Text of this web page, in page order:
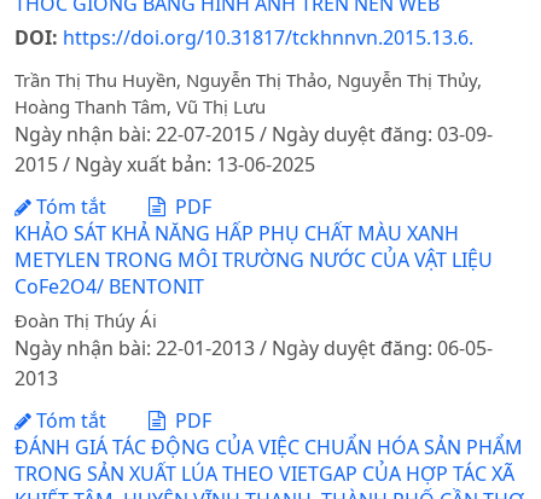
DOI: https://doi.org/10.31817/tckhnnvn.2015.13.6.
Trần Thị Thu Huyền, Nguyễn Thị Thảo, Nguyễn Thị Thủy,
Hoàng Thanh Tâm, Vũ Thị Lưu
Ngày nhận bài: 22-07-2015 / Ngày duyệt đăng: 03-09-
2015 / Ngày xuất bản: 13-06-2025
Tóm tắt
PDF
KHẢO SÁT KHẢ NĂNG HẤP PHỤ CHẤT MÀU XANH
METYLEN TRONG MÔI TRƯỜNG NƯỚC CỦA VẬT LIỆU
CoFe2O4/ BENTONIT
Đoàn Thị Thúy Ái
Ngày nhận bài: 22-01-2013 / Ngày duyệt đăng: 06-05-
2013
Tóm tắt
PDF
ĐÁNH GIÁ TÁC ĐỘNG CỦA VIỆC CHUẨN HÓA SẢN PHẨM
TRONG SẢN XUẤT LÚA THEO VIETGAP CỦA HỢP TÁC XÃ